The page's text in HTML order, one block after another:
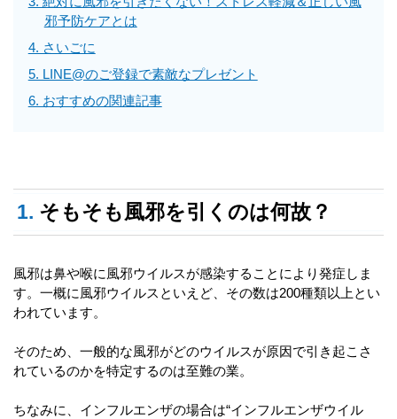
邪予防ケアとは
4. さいごに
5. LINE@のご登録で素敵なプレゼント
6. おすすめの関連記事
1. そもそも風邪を引くのは何故？
風邪は鼻や喉に風邪ウイルスが感染することにより発症しま
す。一概に風邪ウイルスといえど、その数は200種類以上とい
われています。
そのため、一般的な風邪がどのウイルスが原因で引き起こさ
れているのかを特定するのは至難の業。
ちなみに、インフルエンザの場合は“インフルエンザウイル